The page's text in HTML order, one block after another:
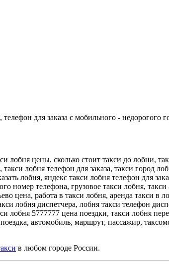
для заказа с мобильного - недорогого
лобня цены, сколько стоит такси до лобни,
лобня телефон для заказа, такси город
лобня, яндекс такси лобня телефон для
номер телефона, грузовое такси лобня,
цена, работа в такси лобня, аренда такси в
лобня диспетчера, лобня такси телефон
лобня 5777777 цена поездки, такси лобня
автомобиль, маршрут, пассажир,
в любом городе России.